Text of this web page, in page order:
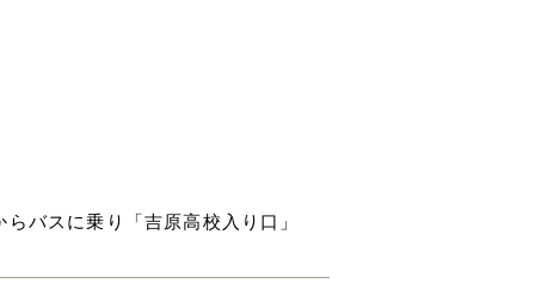
バスに乗り「吉原高校入り口」